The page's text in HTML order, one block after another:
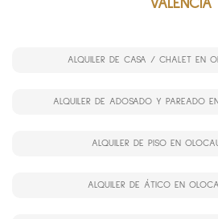
VALENCIA
ALQUILER DE CASA / CHALET EN
ALQUILER DE ADOSADO Y PAREADO
ALQUILER DE PISO EN
ALQUILER DE ÁTICO EN